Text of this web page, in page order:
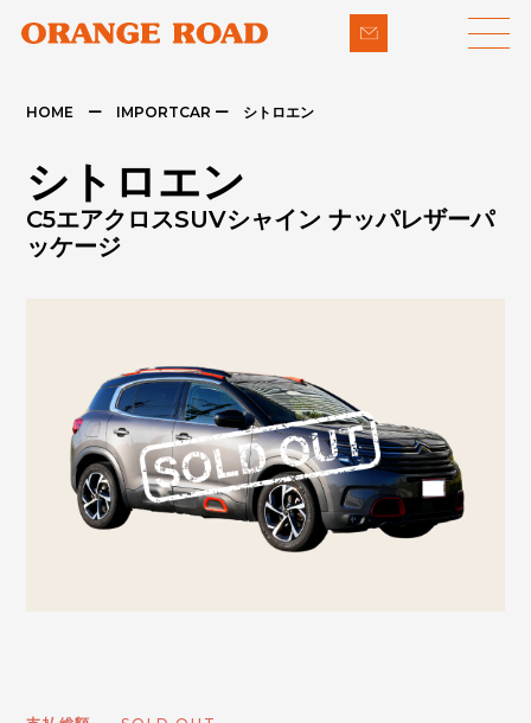
- 輸入車
- パイクカー
CONTACT
PRIVACY POLICY
HOME ー IMPORTCAR ー シトロエン
シトロエン
C5エアクロスSUVシャイン ナッパレザーパ
ッケージ